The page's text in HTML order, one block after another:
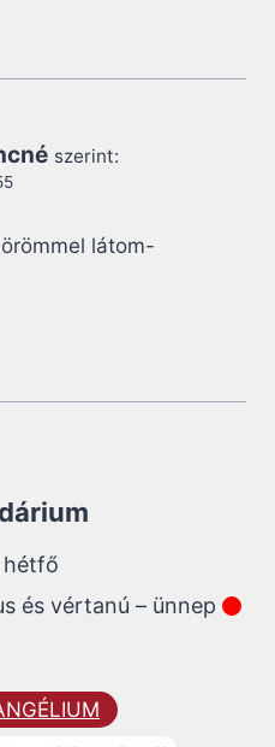
szerint:
látom-
hétfő
és vértanú – ünnep